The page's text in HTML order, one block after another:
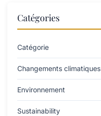
Catégories
Catégorie
Changements climatiques
Environnement
Sustainability